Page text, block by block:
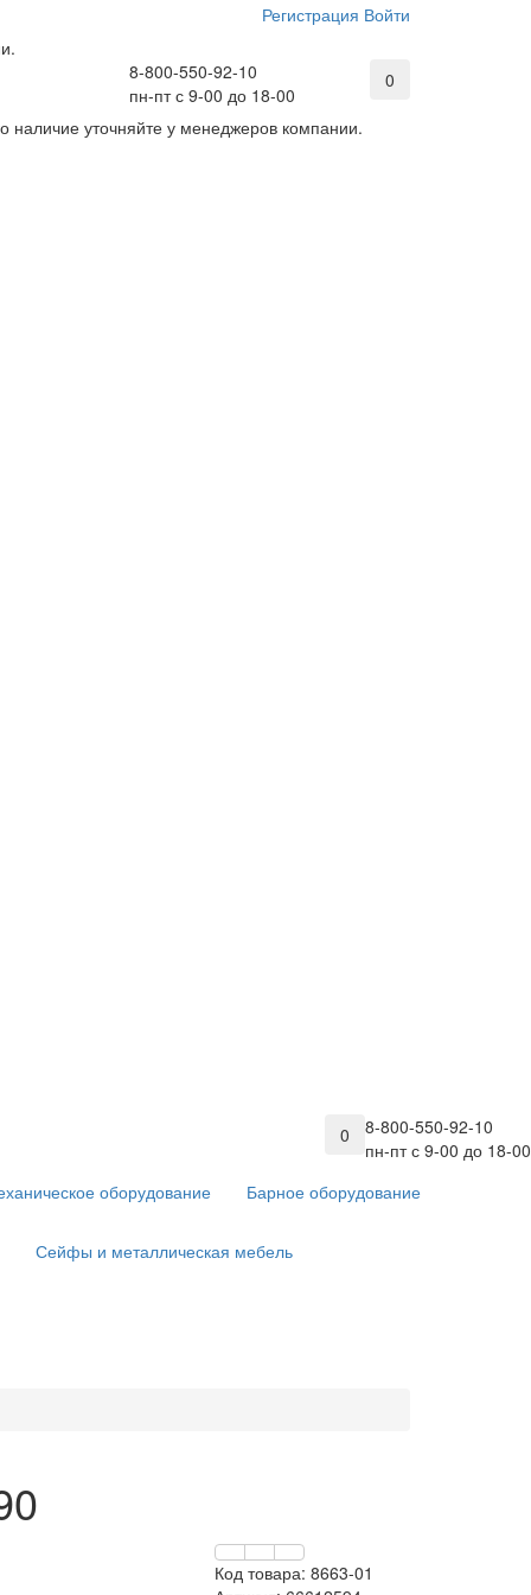
Регистрация Войти
8-800-550-92-10
пн-пт с 9-00 до 18-00
0
наличие уточняйте у менеджеров компании.
8-800-550-92-10
пн-пт с 9-00 до 18-00
0
оборудование Барное оборудование
Сейфы и металлическая мебель
Код товара: 8663-01